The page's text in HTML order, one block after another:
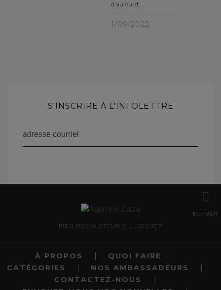
d’aujourd’…
1/09/2022
S'INSCRIRE À L'INFOLETTRE
EN HAUT
FIER PROMOTEUR DU PROJET
À PROPOS
QUOI FAIRE
CATÉGORIES
NOS AMBASSADEURS
CONTACTEZ-NOUS